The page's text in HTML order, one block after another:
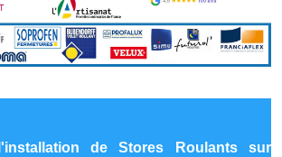
l'installation de Stores Roulants sur